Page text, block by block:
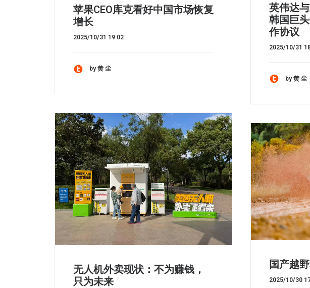
苹果CEO库克看好中国市场恢复
增长
2025/10/31 19:02
by 黄 尘
英伟达
韩国巨
作协议
2025/10/31
by 黄 尘
无人机外卖现状：不为赚钱，
只为未来
国产越
2025/10/30